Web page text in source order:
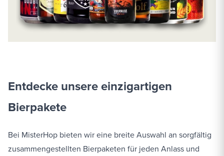
Entdecke unsere einzigartigen
Bierpakete
Bei MisterHop bieten wir eine breite Auswahl an sorgfältig
zusammengestellten Bierpaketen für jeden Anlass und